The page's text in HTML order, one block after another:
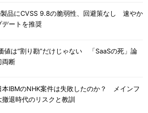
品にCVSS 9.8の脆弱性、回避策なし 速やか
デートを推奨
値は“割り勘”だけじゃない 「SaaSの死」論
両断
本IBMのNHK案件は失敗したのか？ メインフ
撤退時代のリスクと教訓